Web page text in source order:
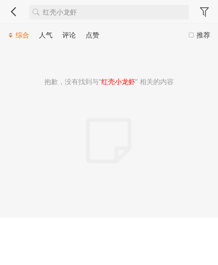
推荐
综合 人气 评论 点赞
抱歉，没有找到与“红壳小龙虾” 相关的内容